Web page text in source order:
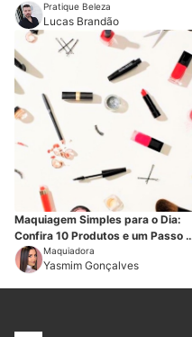
Lucas Brandão
Pratique Beleza
Lucas Brandão
Maquiagem Simples para o Dia:
Confira 10 Produtos e um Passo a
PassoMaquiadora
Yasmim Gonçalves